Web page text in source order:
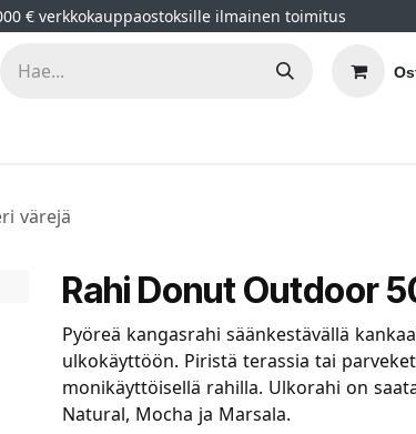
€ verkkokauppaostoksille ilmainen toimitus
värejä
Rahi Donut Outdoor
Pyöreä kangasrahi säänkestävällä
ulkokäyttöön. Piristä terassia tai
monikäyttöisellä rahilla. Ulkorahi on
Natural, Mocha ja Marsala.